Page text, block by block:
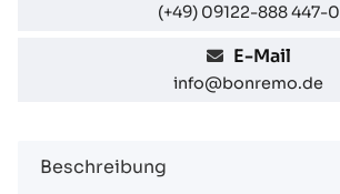
(+49) 09122-888 447-0
E-Mail
info@bonremo.de
Beschreibung